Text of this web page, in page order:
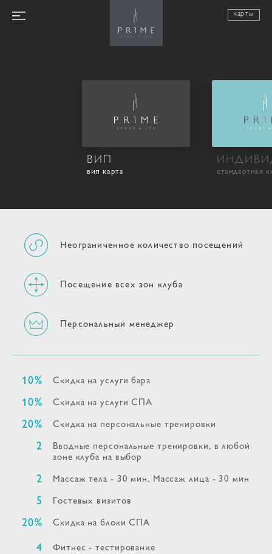
карты
ВИП
вип карта стандартная
Неограниченное количество посещений
Посещение всех зон клуба
Персональный менеджер
10% Скидка на услуги бара
10% Скидка на услуги СПА
20% Скидка на персональные тренировки
2
Вводные персональные тренировки, в любой
зоне клуба на выбор
2 Массаж тела - 30 мин, Массаж лица - 30 мин
5 Гостевых визитов
20% Скидка на блоки СПА
4 Фитнес - тестирование